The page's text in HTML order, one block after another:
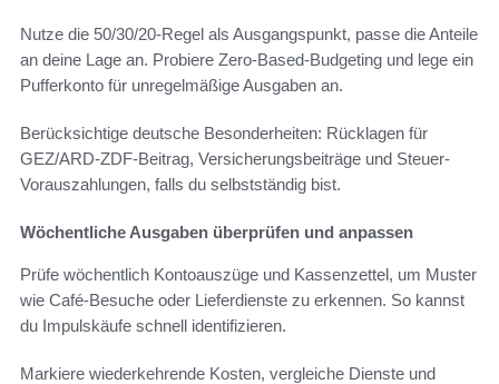
Nutze die 50/30/20-Regel als Ausgangspunkt, passe die Anteile
an deine Lage an. Probiere Zero-Based-Budgeting und lege ein
Pufferkonto für unregelmäßige Ausgaben an.
Berücksichtige deutsche Besonderheiten: Rücklagen für
GEZ/ARD-ZDF-Beitrag, Versicherungsbeiträge und Steuer-
Vorauszahlungen, falls du selbstständig bist.
Wöchentliche Ausgaben überprüfen und anpassen
Prüfe wöchentlich Kontoauszüge und Kassenzettel, um Muster
wie Café-Besuche oder Lieferdienste zu erkennen. So kannst
du Impulskäufe schnell identifizieren.
Markiere wiederkehrende Kosten, vergleiche Dienste und